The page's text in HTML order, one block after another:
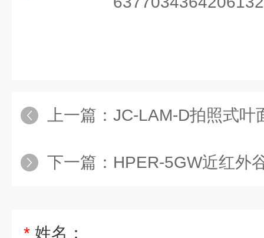
上一篇： JC-LAM-D拍照式叶
下一篇： HPER-5GW近红外
* 姓名：